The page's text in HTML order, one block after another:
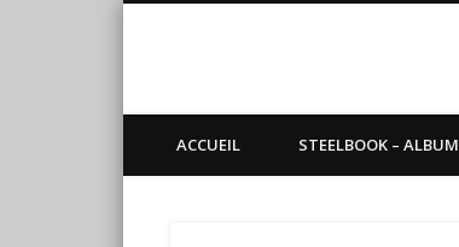
ACCUEIL STEELBOOK – ALBUM